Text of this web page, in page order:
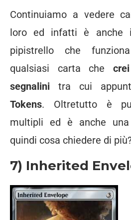
Continuiamo a vedere
loro ed infatti è anche
pipistrello che
qualsiasi carta che
segnalini tra cui
Tokens. Oltretutto è
multipli ed è anche una
quindi cosa chiedere di
7) Inherited